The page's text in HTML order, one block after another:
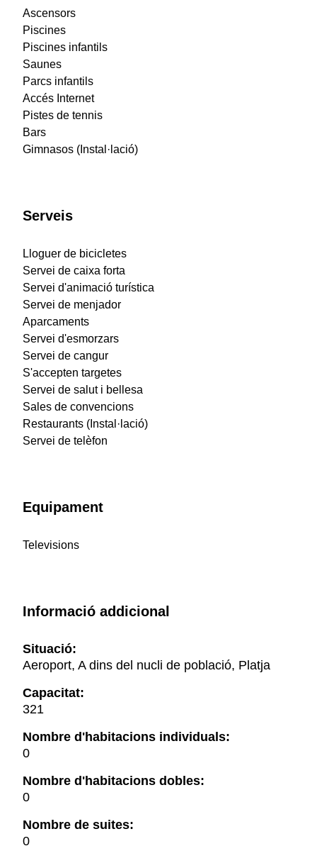
Ascensors
Piscines
Piscines infantils
Saunes
Parcs infantils
Accés Internet
Pistes de tennis
Bars
Gimnasos (Instal·lació)
Serveis
Lloguer de bicicletes
Servei de caixa forta
Servei d'animació turística
Servei de menjador
Aparcaments
Servei d'esmorzars
Servei de cangur
S'accepten targetes
Servei de salut i bellesa
Sales de convencions
Restaurants (Instal·lació)
Servei de telèfon
Equipament
Televisions
Informació addicional
Situació:
Aeroport, A dins del nucli de població, Platja
Capacitat:
321
Nombre d'habitacions individuals:
0
Nombre d'habitacions dobles:
0
Nombre de suites:
0